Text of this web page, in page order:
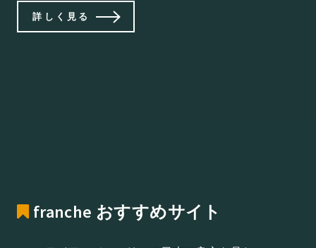
詳しく見る
franche おすすめサイト